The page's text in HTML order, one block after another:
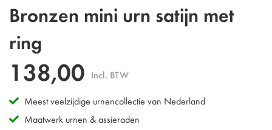
naar
begin
van
de
afbeeldingen-
Bronzen mini urn satijn met
ring
138,00 Incl. BTW
Meest veelzijdige urnencollectie van Nederland
Maatwerk urnen & assieraden